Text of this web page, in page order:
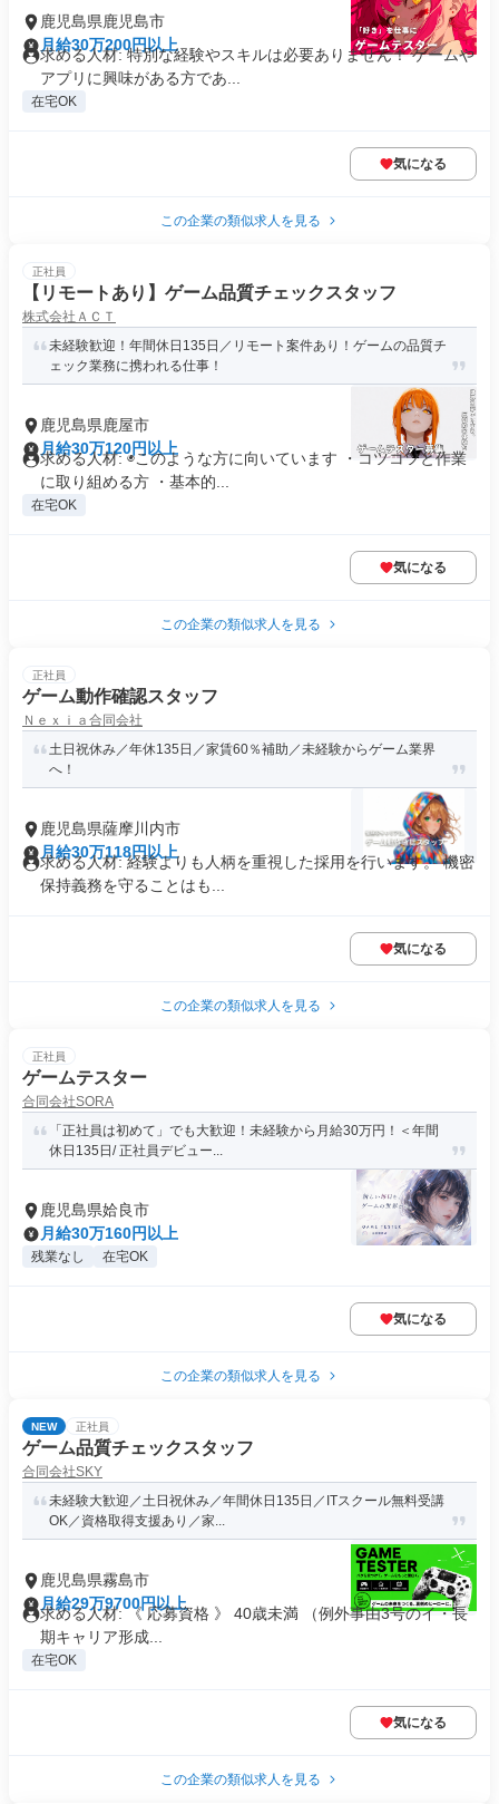
鹿児島県鹿児島市
月給30万200円以上
求める人材: 特別な経験やスキルは必要ありません！ ゲームや
アプリに興味がある方であ...
在宅OK
気になる
この企業の類似求人を見る
正社員
【リモートあり】ゲーム品質チェックスタッフ
株式会社ＡＣＴ
未経験歓迎！年間休日135日／リモート案件あり！ゲームの品質チ
ェック業務に携われる仕事！
鹿児島県鹿屋市
月給30万120円以上
求める人材: ◉このような方に向いています ・コツコツと作業
に取り組める方 ・基本的...
在宅OK
気になる
この企業の類似求人を見る
正社員
ゲーム動作確認スタッフ
Ｎｅｘｉａ合同会社
土日祝休み／年休135日／家賃60％補助／未経験からゲーム業界
へ！
鹿児島県薩摩川内市
月給30万118円以上
求める人材: 経験よりも人柄を重視した採用を行います。 機密
保持義務を守ることはも...
気になる
この企業の類似求人を見る
正社員
ゲームテスター
合同会社SORA
「正社員は初めて」でも大歓迎！未経験から月給30万円！＜年間
休日135日/ 正社員デビュー...
鹿児島県姶良市
月給30万160円以上
残業なし 在宅OK
気になる
この企業の類似求人を見る
NEW 正社員
ゲーム品質チェックスタッフ
合同会社SKY
未経験大歓迎／土日祝休み／年間休日135日／ITスクール無料受講
OK／資格取得支援あり／家...
鹿児島県霧島市
月給29万9700円以上
求める人材: 《 応募資格 》 40歳未満 （例外事由3号のイ・長
期キャリア形成...
在宅OK
気になる
この企業の類似求人を見る